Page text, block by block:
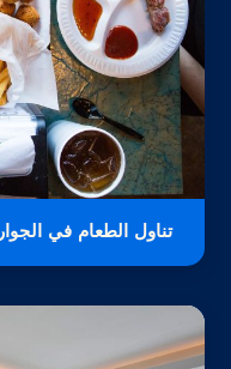
تناول الطعام في الجوار